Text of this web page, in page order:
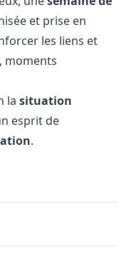
et prise en
les liens et
moments
la situation
esprit de
.